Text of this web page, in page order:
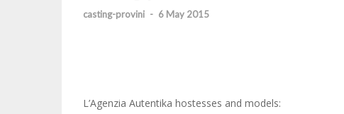
casting-provini - 6 May 2015
L’Agenzia Autentika hostesses and models: